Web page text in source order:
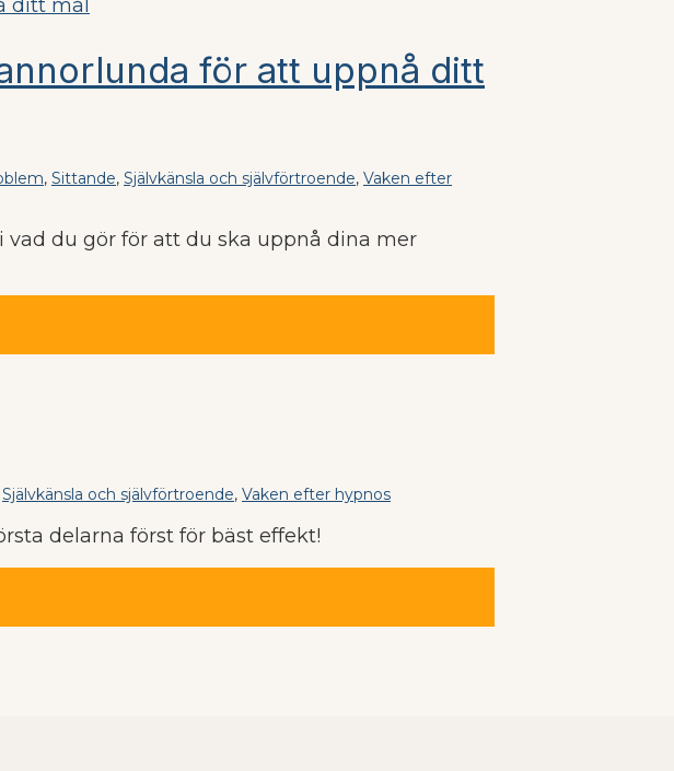
för att uppnå ditt
, Sittande, Självkänsla och självförtroende, Vaken efter
du gör för att du ska uppnå dina mer
Självkänsla och självförtroende, Vaken efter hypnos
delarna först för bäst effekt!